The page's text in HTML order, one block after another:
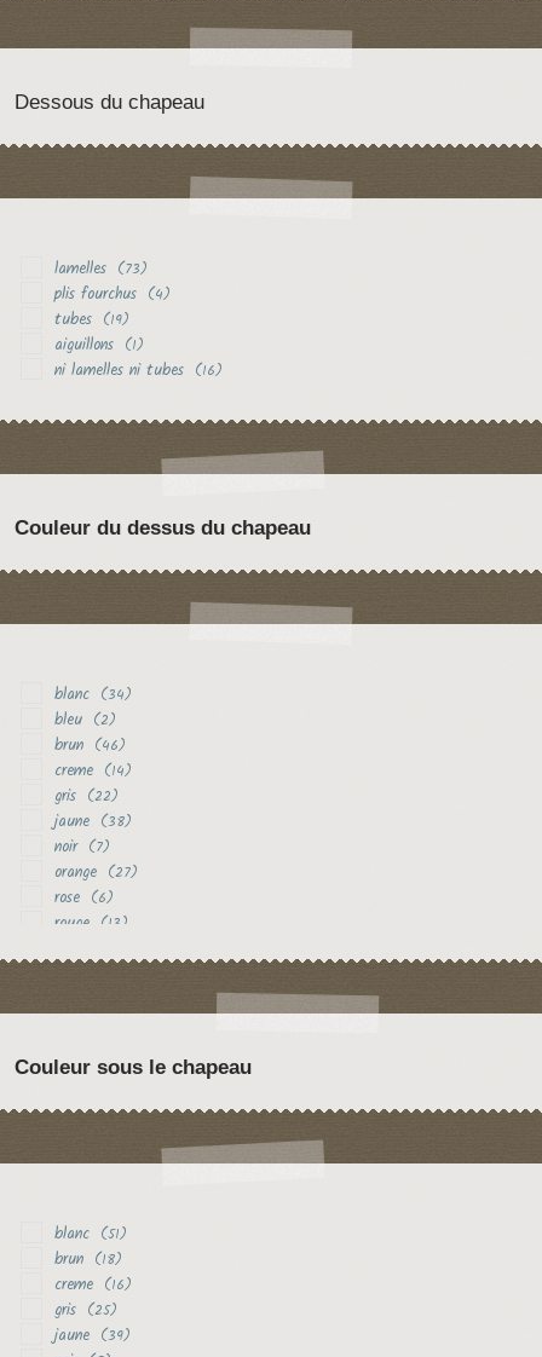
Dessous du chapeau
lamelles (73)
plis fourchus (4)
tubes (19)
aiguillons (1)
ni lamelles ni tubes (16)
Couleur du dessus du chapeau
blanc (34)
bleu (2)
brun (46)
creme (14)
gris (22)
jaune (38)
noir (7)
orange (27)
rose (6)
rouge (13)
Couleur sous le chapeau
blanc (51)
brun (18)
creme (16)
gris (25)
jaune (39)